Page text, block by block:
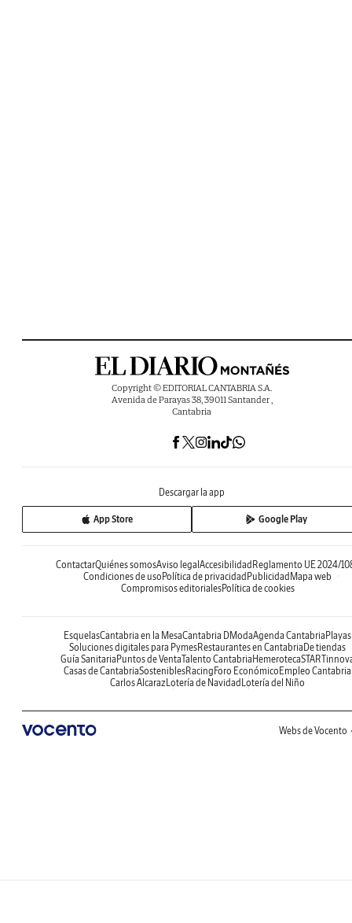
Copyright © EDITORIAL CANTABRIA S.A.
Avenida de Parayas 38, 39011 Santander ,
Cantabria
Descargar la app
App Store Google Play
ContactarQuiénes somosAviso legalAccesibilidadReglamento UE 2024/
Condiciones de usoPolítica de privacidadPublicidadMapa web
Compromisos editorialesPolítica de cookies
EsquelasCantabria en la MesaCantabria DModaAgenda CantabriaPlayas
Soluciones digitales para PymesRestaurantes en CantabriaDe tiendas
Guía SanitariaPuntos de VentaTalento CantabriaHemeroteca
Casas de CantabriaSosteniblesRacingForo EconómicoEmpleo Cantabria
Carlos AlcarazLotería de NavidadLotería del Niño
Webs de Vocento